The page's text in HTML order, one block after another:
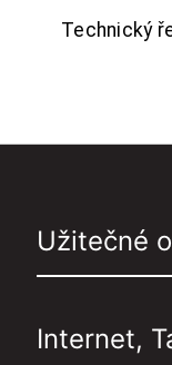
Technický
Užitečné
Internet,